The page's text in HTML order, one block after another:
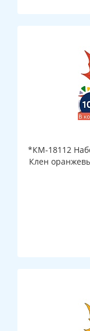
*КМ-18112
Клен